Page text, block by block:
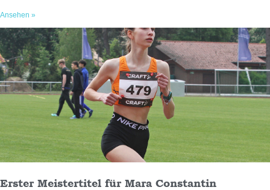
Ansehen »
Erster Meistertitel für Mara Constantin